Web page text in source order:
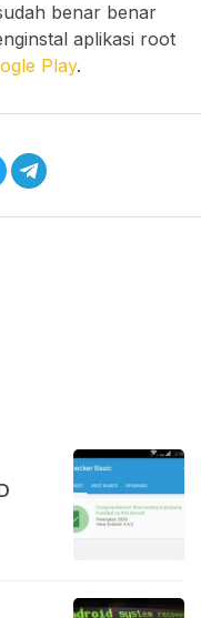
benar benar
aplikasi root
Play.